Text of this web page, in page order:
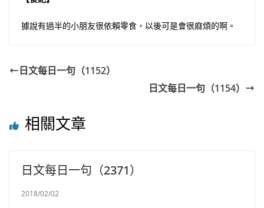
據說有過半的小朋友很依賴零食，以後可是會很麻煩的啊。
日文每日一句（1152）
日文每日一句（1154）
相關文章
日文每日一句（2371）
2018/02/02